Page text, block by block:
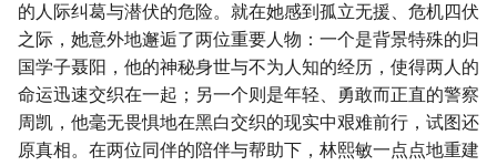
的人际纠葛与潜伏的危险。就在她感到孤立无援、危机四伏
之际，她意外地邂逅了两位重要人物：一个是背景特殊的归
国学子聂阳，他的神秘身世与不为人知的经历，使得两人的
命运迅速交织在一起；另一个则是年轻、勇敢而正直的警察
周凯，他毫无畏惧地在黑白交织的现实中艰难前行，试图还
原真相。在两位同伴的陪伴与帮助下，林熙敏一点点地重建